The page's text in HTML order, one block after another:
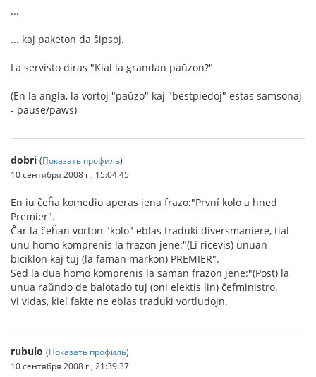
...
... kaj paketon da ŝipsoj.
La servisto diras "Kial la grandan paŭzon?"
(En la angla, la vortoj "paŭzo" kaj "bestpiedoj" estas samsonaj
- pause/paws)
dobri (Показать профиль)
10 сентября 2008 г., 15:04:45
En iu ĉeĥa komedio aperas jena frazo:"První kolo a hned
Premier".
Ĉar la ĉeĥan vorton "kolo" eblas traduki diversmaniere, tial
unu homo komprenis la frazon jene:"(Li ricevis) unuan
biciklon kaj tuj (la faman markon) PREMIER".
Sed la dua homo komprenis la saman frazon jene:"(Post) la
unua raŭndo de balotado tuj (oni elektis lin) ĉefministro.
Vi vidas, kiel fakte ne eblas traduki vortludojn.
rubulo (Показать профиль)
10 сентября 2008 г., 21:39:37